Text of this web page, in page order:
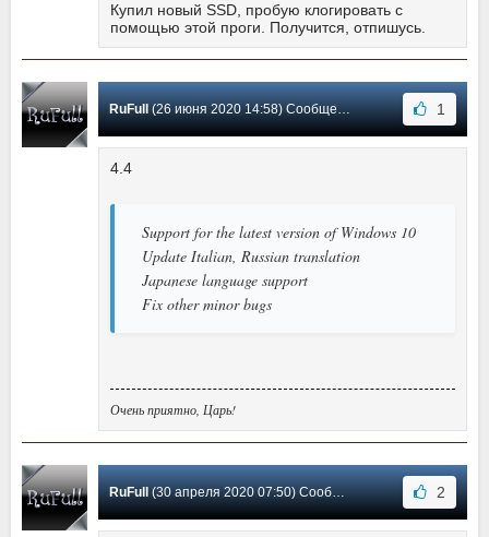
Купил новый SSD, пробую клогировать с
помощью этой проги. Получится, отпишусь.
RuFull (26 июня 2020 14:58) Сообщение #117 1
4.4
Support for the latest version of Windows 10
Update Italian, Russian translation
Japanese language support
Fix other minor bugs
Очень приятно, Царь!
RuFull (30 апреля 2020 07:50) Сообщение #116 2